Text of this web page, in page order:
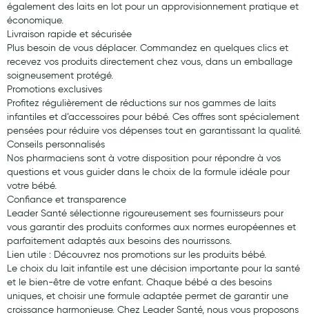
également des laits en lot pour un approvisionnement pratique et
économique.
Livraison rapide et sécurisée
Plus besoin de vous déplacer. Commandez en quelques clics et
recevez vos produits directement chez vous, dans un emballage
soigneusement protégé.
Promotions exclusives
Profitez régulièrement de réductions sur nos gammes de laits
infantiles et d’accessoires pour bébé. Ces offres sont spécialement
pensées pour réduire vos dépenses tout en garantissant la qualité.
Conseils personnalisés
Nos pharmaciens sont à votre disposition pour répondre à vos
questions et vous guider dans le choix de la formule idéale pour
votre bébé.
Confiance et transparence
Leader Santé sélectionne rigoureusement ses fournisseurs pour
vous garantir des produits conformes aux normes européennes et
parfaitement adaptés aux besoins des nourrissons.
Lien utile : Découvrez nos promotions sur les produits bébé.
Le choix du lait infantile est une décision importante pour la santé
et le bien-être de votre enfant. Chaque bébé a des besoins
uniques, et choisir une formule adaptée permet de garantir une
croissance harmonieuse. Chez Leader Santé, nous vous proposons